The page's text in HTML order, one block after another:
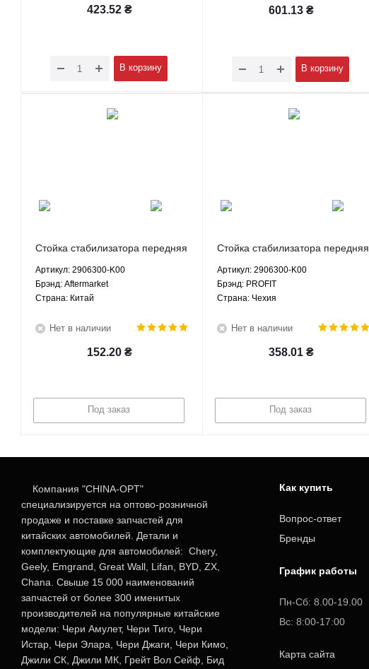
423.52 ₴
В корзину
601.13 ₴
В корзину
Стойка стабилизатора передняя
Хавал Н3 H5 Сейф Ф1 Вингл
Пегасус - 2906300-K00
Aftermarket
Артикул: 2906300-K00
Брэнд: Aftermarket
Страна: Китай
Нет в наличии
152.20 ₴
Под заказ
Стойка стабилизатора передняя
Хавал Н3 H5 Сейф Ф1 Вингл
Пегасус - 2906300-K00 PROFIT
Артикул: 2906300-K00
Брэнд: PROFIT
Страна: Чехия
Нет в наличии
358.01 ₴
Под заказ
Компания "CHINA-OPT"
специализируется на оптово-розничной
продаже и поставке запчастей для
китайских автомобилей. Детали и
комплектующие для автомобилей: Chery,
Geely, Emgrand, Great Wall, Lifan, BYD, ZX,
Chana. Свыше 15 000 наименований
запчастей от более 300 именитых
производителей на популярные китайские
модели: Чери Амулет, Чери Тиго, Чери
Истар, Чери Элара, Чери Джаги, Чери Кимо,
Джили СК, Джили МК, Грейт Вол Сейф, Бид
Как купить
Вопрос-ответ
Бренды
График работы
Пн-Сб: 8.00-19.00
Вс: 8:00-17:00
Карта сайта